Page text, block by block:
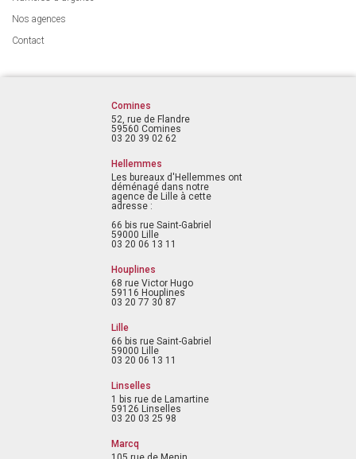
Nos agences
Contact
Comines
52, rue de Flandre
59560 Comines
03 20 39 02 62
Hellemmes
Les bureaux d'Hellemmes ont
déménagé dans notre
agence de Lille à cette
adresse :
66 bis rue Saint-Gabriel
59000 Lille
03 20 06 13 11
Houplines
68 rue Victor Hugo
59116 Houplines
03 20 77 30 87
Lille
66 bis rue Saint-Gabriel
59000 Lille
03 20 06 13 11
Linselles
1 bis rue de Lamartine
59126 Linselles
03 20 03 25 98
Marcq